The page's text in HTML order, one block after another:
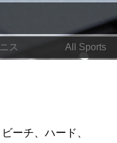
ス All Sports
ーチ、ハード、